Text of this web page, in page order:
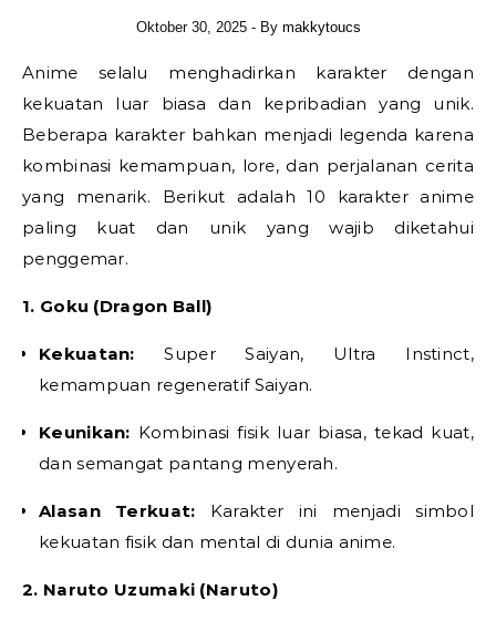
Oktober 30, 2025 - By makkytoucs
Anime selalu menghadirkan karakter dengan
kekuatan luar biasa dan kepribadian yang unik.
Beberapa karakter bahkan menjadi legenda karena
kombinasi kemampuan, lore, dan perjalanan cerita
yang menarik. Berikut adalah 10 karakter anime
paling kuat dan unik yang wajib diketahui
penggemar.
1. Goku (Dragon Ball)
Kekuatan: Super Saiyan, Ultra Instinct,
kemampuan regeneratif Saiyan.
Keunikan: Kombinasi fisik luar biasa, tekad kuat,
dan semangat pantang menyerah.
Alasan Terkuat: Karakter ini menjadi simbol
kekuatan fisik dan mental di dunia anime.
2. Naruto Uzumaki (Naruto)